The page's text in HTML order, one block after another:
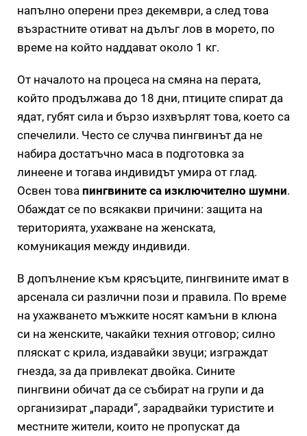
напълно оперени през декември, а след това
възрастните отиват на дълъг лов в морето, по
време на който наддават около 1 кг.
От началото на процеса на смяна на перата,
който продължава до 18 дни, птиците спират да
ядат, губят сила и бързо изхвърлят това, което са
спечелили. Често се случва пингвинът да не
набира достатъчно маса в подготовка за
линеене и тогава индивидът умира от глад.
Освен това пингвините са изключително шумни.
Обаждат се по всякакви причини: защита на
територията, ухажване на женската,
комуникация между индивиди.
В допълнение към крясъците, пингвините имат в
арсенала си различни пози и правила. По време
на ухажването мъжките носят камъни в клюна
си на женските, чакайки техния отговор; силно
пляскат с крила, издавайки звуци; изграждат
гнезда, за да привлекат двойка. Сините
пингвини обичат да се събират на групи и да
организират „паради“, зарадвайки туристите и
местните жители, които не пропускат да